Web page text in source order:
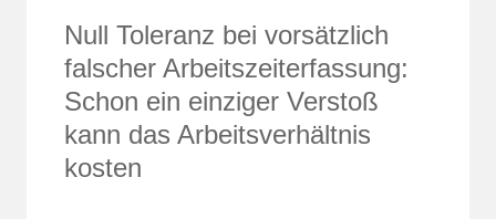
Null Toleranz bei vorsätzlich
falscher Arbeitszeiterfassung:
Schon ein einziger Verstoß
kann das Arbeitsverhältnis
kosten